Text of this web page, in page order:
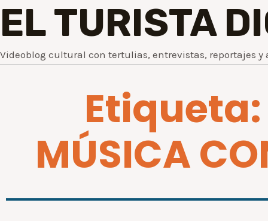
EL TURISTA
Videoblog cultural con tertulias, entrevistas, reportajes y
Etiqueta:
MÚSICA